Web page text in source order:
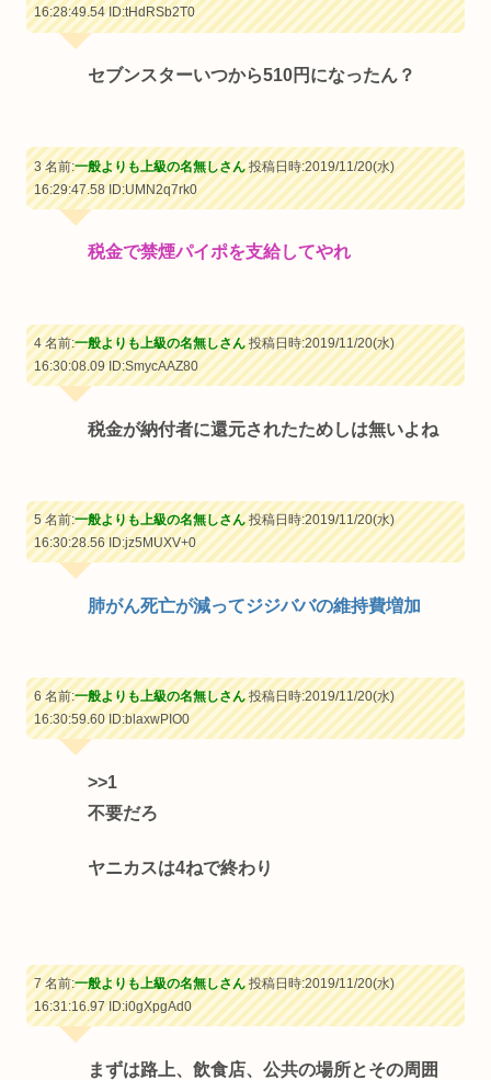
16:28:49.54ID:tHdRSb2T0
セブンスターいつから510円になったん？
3 名前:一般よりも上級の名無しさん投稿日時:2019/11/20(水)
16:29:47.58ID:UMN2q7rk0
税金で禁煙パイポを支給してやれ
4 名前:一般よりも上級の名無しさん投稿日時:2019/11/20(水)
16:30:08.09ID:SmycAAZ80
税金が納付者に還元されたためしは無いよね
5 名前:一般よりも上級の名無しさん投稿日時:2019/11/20(水)
16:30:28.56ID:jz5MUXV+0
肺がん死亡が減ってジジババの維持費増加
6 名前:一般よりも上級の名無しさん投稿日時:2019/11/20(水)
16:30:59.60ID:blaxwPIO0
>>1
不要だろ
ヤニカスは4ねで終わり
7 名前:一般よりも上級の名無しさん投稿日時:2019/11/20(水)
16:31:16.97ID:i0gXpgAd0
まずは路上、飲食店、公共の場所とその周囲